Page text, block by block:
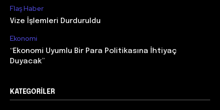
Flaş Haber
Vize İşlemleri Durduruldu
Ekonomi
“Ekonomi Uyumlu Bir Para Politikasına İhtiyaç
Duyacak”
KATEGORILER